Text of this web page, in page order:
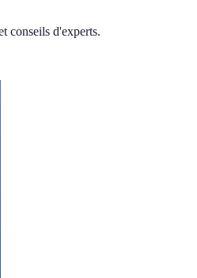
conseils d'experts.